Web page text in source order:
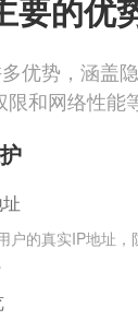
要的优
优势，涵盖
限和网络性能
户的真实IP地址